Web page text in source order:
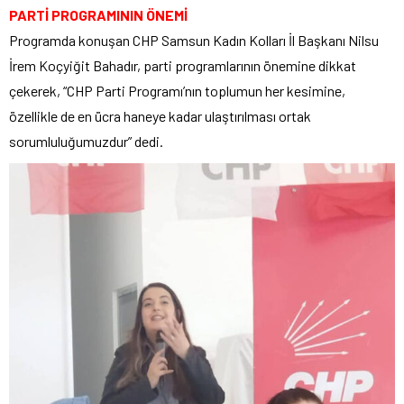
PARTİ PROGRAMININ ÖNEMİ
Programda konuşan CHP Samsun Kadın Kolları İl Başkanı Nilsu
İrem Koçyiğit Bahadır, parti programlarının önemine dikkat
çekerek, “CHP Parti Programı’nın toplumun her kesimine,
özellikle de en ücra haneye kadar ulaştırılması ortak
sorumluluğumuzdur” dedi.